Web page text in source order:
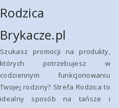
Rodzica
Brykacze.pl
Szukasz promocji na produkty,
których potrzebujesz w
codziennym funkcjonowaniu
Twojej rodziny? Strefa Rodzica to
idealny sposób na tańsze i